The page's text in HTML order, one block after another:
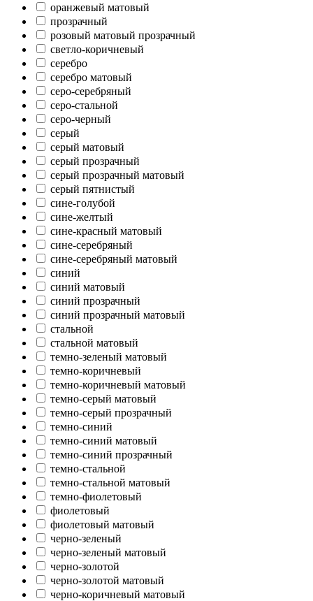
оранжевый матовый
прозрачный
розовый матовый прозрачный
светло-коричневый
серебро
серебро матовый
серо-серебряный
серо-стальной
серо-черный
серый
серый матовый
серый прозрачный
серый прозрачный матовый
серый пятнистый
сине-голубой
сине-желтый
сине-красный матовый
сине-серебряный
сине-серебряный матовый
синий
синий матовый
синий прозрачный
синий прозрачный матовый
стальной
стальной матовый
темно-зеленый матовый
темно-коричневый
темно-коричневый матовый
темно-серый матовый
темно-серый прозрачный
темно-синий
темно-синий матовый
темно-синий прозрачный
темно-стальной
темно-стальной матовый
темно-фиолетовый
фиолетовый
фиолетовый матовый
черно-зеленый
черно-зеленый матовый
черно-золотой
черно-золотой матовый
черно-коричневый матовый